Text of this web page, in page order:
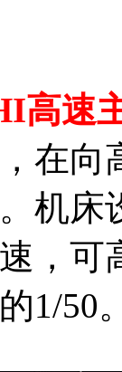
高速
在
机
，可
1/50